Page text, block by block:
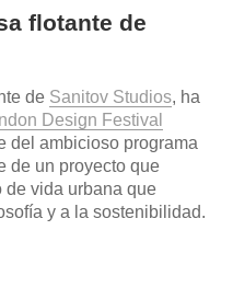
flotante de
de Sanitov Studios, ha
Design Festival
del ambicioso programa
de un proyecto que
de vida urbana que
y a la sostenibilidad.